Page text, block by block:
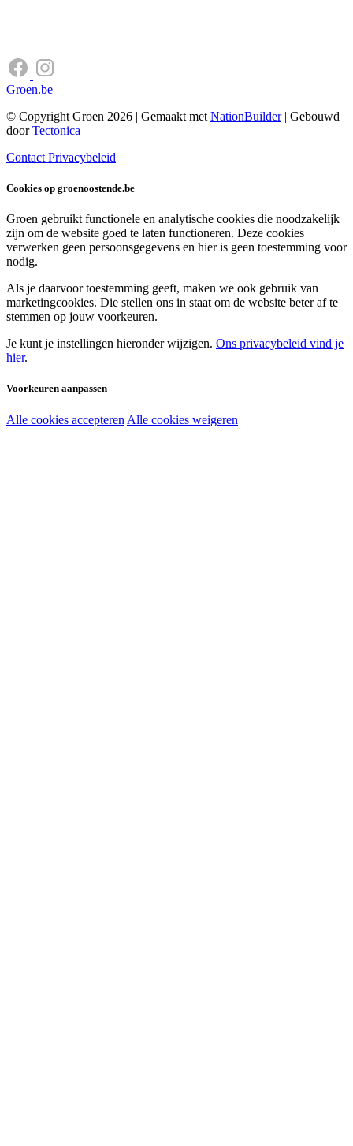
Groen.be
© Copyright Groen 2026 | Gemaakt met NationBuilder| Gebouwd
doorTectonica
Contact Privacybeleid
Cookies op groenoostende.be
Groen gebruikt functionele en analytische cookies die noodzakelijk
zijn om de website goed te laten functioneren. Deze cookies
verwerken geen persoonsgegevens en hier is geen toestemming voor
nodig.
Als je daarvoor toestemming geeft, maken we ook gebruik van
marketingcookies. Die stellen ons in staat om de website beter af te
stemmen op jouw voorkeuren.
Je kunt je instellingen hieronder wijzigen. Ons privacybeleid vind je
hier.
Voorkeuren aanpassen
Noodzakelijke cookies:
Alle cookies accepteren Alle cookies weigeren